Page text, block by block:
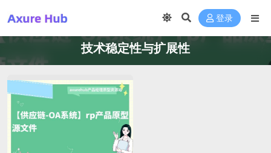
登录
技术稳定性与扩展性